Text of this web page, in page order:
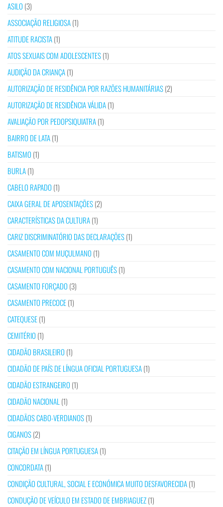
ASILO (3)
ASSOCIAÇÃO RELIGIOSA(1)
ATITUDE RACISTA(1)
ATOS SEXUAIS COM ADOLESCENTES(1)
AUDIÇÃO DA CRIANÇA(1)
AUTORIZAÇÃO DE RESIDÊNCIA POR RAZÕES HUMANITÁRIAS(2)
AUTORIZAÇÃO DE RESIDÊNCIA VÁLIDA(1)
AVALIAÇÃO POR PEDOPSIQUIATRA(1)
BAIRRO DE LATA(1)
BATISMO (1)
BURLA(1)
CABELO RAPADO (1)
CAIXA GERAL DE APOSENTAÇÕES(2)
CARACTERÍSTICAS DA CULTURA(1)
CARIZ DISCRIMINATÓRIO DAS DECLARAÇÕES(1)
CASAMENTO COM MUÇULMANO (1)
CASAMENTO COM NACIONAL PORTUGUÊS(1)
CASAMENTO FORÇADO (3)
CASAMENTO PRECOCE(1)
CATEQUESE(1)
CEMITÉRIO (1)
CIDADÃO BRASILEIRO (1)
CIDADÃO DE PAÍS DE LÍNGUA OFICIAL PORTUGUESA(1)
CIDADÃO ESTRANGEIRO (1)
CIDADÃO NACIONAL (1)
CIDADÃOS CABO-VERDIANOS(1)
CIGANOS(2)
CITAÇÃO EM LÍNGUA PORTUGUESA(1)
CONCORDATA(1)
CONDIÇÃO CULTURAL, SOCIAL E ECONÓMICA MUITO DESFAVORECIDA(1)
CONDUÇÃO DE VEÍCULO EM ESTADO DE EMBRIAGUEZ(1)